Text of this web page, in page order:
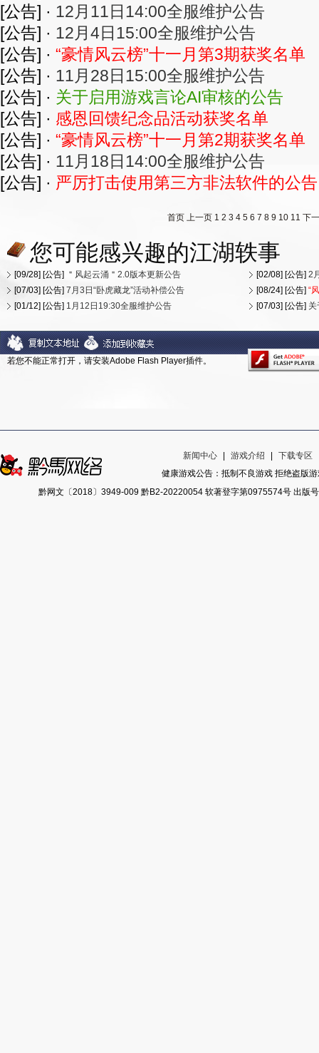
[公告] · 12月11日14:00全服维护公告
[公告] · 12月4日15:00全服维护公告
[公告] · “豪情风云榜”十一月第3期获奖名单
[公告] · 11月28日15:00全服维护公告
[公告] · 关于启用游戏言论AI审核的公告
[公告] · 感恩回馈纪念品活动获奖名单
[公告] · “豪情风云榜”十一月第2期获奖名单
[公告] · 11月18日14:00全服维护公告
[公告] · 严厉打击使用第三方非法软件的公告
首页 上一页 1 2 3 4 5 6 7 8 9 10 11 下
您可能感兴趣的江湖轶事
[09/28] [公告] ＂风起云涌＂2.0版本更新公告 [02/08] [公告] 2
[07/03] [公告] 7月3日“卧虎藏龙”活动补偿公告 [08/24] [公告] “
[01/12] [公告] 1月12日19:30全服维护公告 [07/03] [公告]
若您不能正常打开，请安装Adobe Flash Player插件。
新闻中心 游戏介绍 下载专区
健康游戏公告：抵制不良游戏 拒绝盗版
黔网文〔2018〕3949-009 黔B2-20220054 软著登字第0975574号 出版